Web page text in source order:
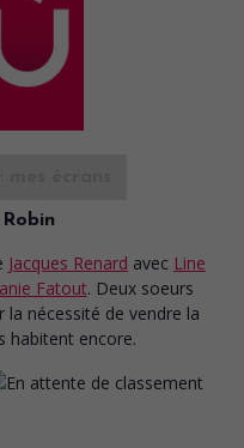
Robin
Jacques Renard avec Line
Fatout. Deux soeurs
la nécessité de vendre la
habitent encore.